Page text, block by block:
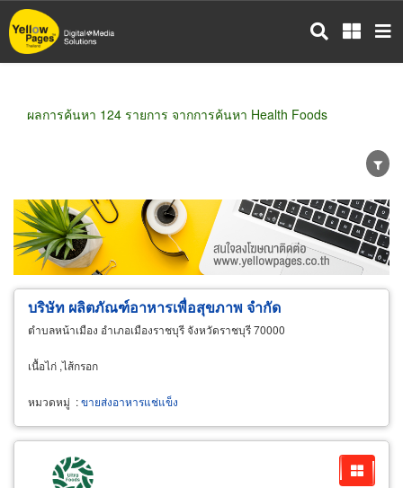
ข้าม
ไป
ผลการค้นหา 124 รายการ จากการค้นหา Health Foods
ขายส่ง ขายปลีก ผู้ผลิต
ตัวแทนจัดจำหน่าย
ผู้ส่งออก/นำเข้า
ธุรกิจบริการ
บริษัท ผลิตภัณฑ์อาหารเพื่อสุขภาพ จำกัด
ตำบลหน้าเมือง อำเภอเมืองราชบุรี จังหวัดราชบุรี 70000
เนื้อไก่ ,ไส้กรอก
หมวดหมู่ :ขายส่งอาหารแช่แข็ง